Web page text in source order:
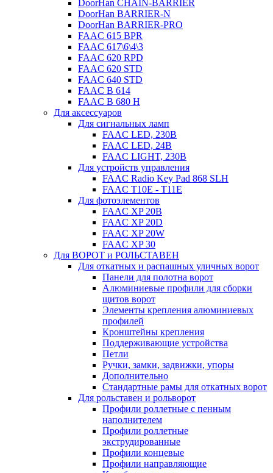
DoorHan CHAIN-BARRIER
DoorHan BARRIER-N
DoorHan BARRIER-PRO
FAAC 615 BPR
FAAC 617\6\4\3
FAAC 620 RPD
FAAC 620 STD
FAAC 640 STD
FAAC B 614
FAAC B 680 H
Для аксессуаров
Для сигнальных ламп
FAAC LED, 230B
FAAC LED, 24B
FAAC LIGHT, 230B
Для устройств управления
FAAC Radio Key Pad 868 SLH
FAAC T10E - T11E
Для фотоэлементов
FAAC XP 20B
FAAC XP 20D
FAAC XP 20W
FAAC XP 30
Для ВОРОТ и РОЛЬСТАВЕН
Для откатных и распашных уличных ворот
Панели для полотна ворот
Алюминиевые профили для сборки
щитов ворот
Элементы крепления алюминиевых
профилей
Кронштейны крепления
Поддерживающие устройства
Петли
Ручки, замки, задвижки, упоры
Дополнительно
Стандартные рамы для откатных ворот
Для рольставен и рольворот
Профили роллетные с пенным
наполнителем
Профили роллетные
экструдированные
Профили концевые
Профили направляющие